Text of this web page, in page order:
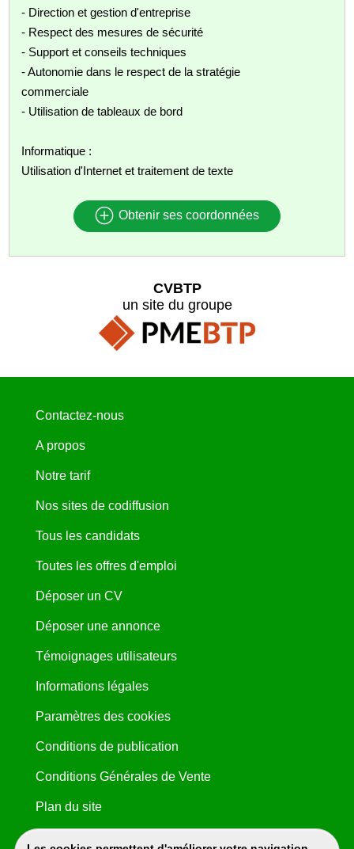
- Direction et gestion d'entreprise
- Respect des mesures de sécurité
- Support et conseils techniques
- Autonomie dans le respect de la stratégie
commerciale
- Utilisation de tableaux de bord
Informatique :
Utilisation d'Internet et traitement de texte
Obtenir ses coordonnées
CVBTP
un site du groupe
Contactez-nous
A propos
Notre tarif
Nos sites de codiffusion
Tous les candidats
Toutes les offres d'emploi
Déposer un CV
Déposer une annonce
Témoignages utilisateurs
Informations légales
Paramètres des cookies
Conditions de publication
Conditions Générales de Vente
Plan du site